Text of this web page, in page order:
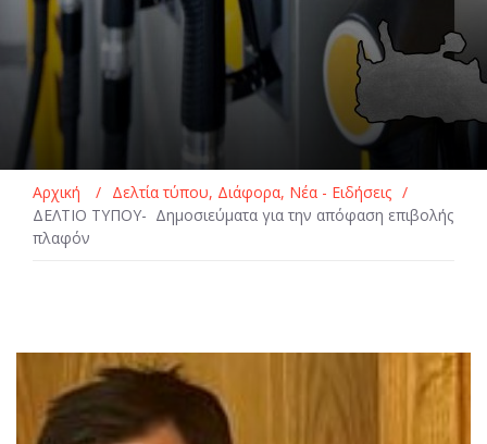
Αρχική / Δελτία τύπου, Διάφορα, Νέα - Ειδήσεις /
ΔΕΛΤΙΟ ΤΥΠΟΥ- Δημοσιεύματα για την απόφαση επιβολής
πλαφόν